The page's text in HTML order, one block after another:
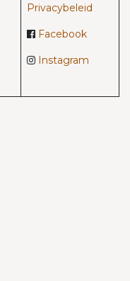
Privacybeleid
Facebook
Instagram